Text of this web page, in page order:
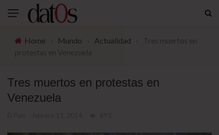
Home Mundo Actualidad
Tres muertos en protestas en
Venezuela